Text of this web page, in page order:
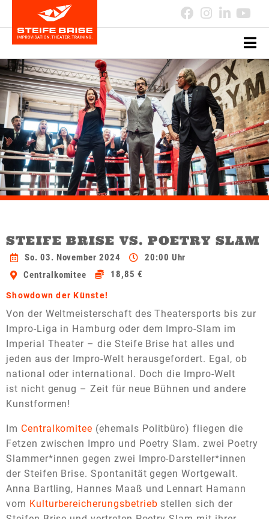
STEIFE BRISE VS. POETRY SLAM
So. 03. November 2024
20:00 Uhr
Centralkomitee
18,85 €
Showdown der Künste!
Von der Weltmeisterschaft des Theatersports bis zur
Impro-Liga in Hamburg oder dem Impro-Slam im
Imperial Theater – die Steife Brise hat alles und
jeden aus der Impro-Welt herausgefordert. Egal, ob
national oder international. Doch die Impro-Welt
ist nicht genug – Zeit für neue Bühnen und andere
Kunstformen!
Im Centralkomitee (ehemals Politbüro) fliegen die
Fetzen zwischen Impro und Poetry Slam. zwei Poetry
Slammer*innen gegen zwei Impro-Darsteller*innen
der Steifen Brise. Spontanität gegen Wortgewalt.
Anna Bartling, Hannes Maaß und Lennart Hamann
vom Kulturbereicherungsbetrieb stellen sich der